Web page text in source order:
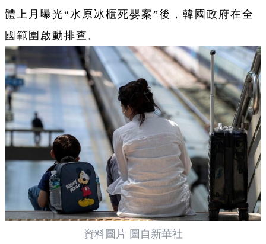
體上月曝光“水原冰櫃死嬰案”後，韓國政府在全
國範圍啟動排查。
資料圖片 圖自新華社